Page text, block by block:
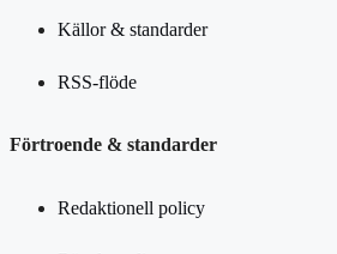
Källor & standarder
RSS-flöde
Förtroende & standarder
Redaktionell policy